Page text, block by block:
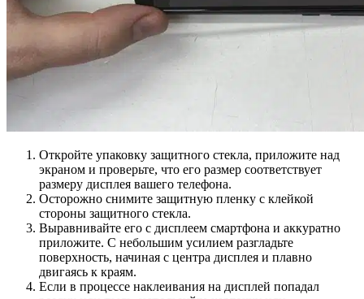
Откройте упаковку защитного стекла, приложите над
экраном и проверьте, что его размер соответствует
размеру дисплея вашего телефона.
Осторожно снимите защитную пленку с клейкой
стороны защитного стекла.
Выравнивайте его с дисплеем смартфона и аккуратно
приложите. С небольшим усилием разгладьте
поверхность, начиная с центра дисплея и плавно
двигаясь к краям.
Если в процессе наклеивания на дисплей попадал